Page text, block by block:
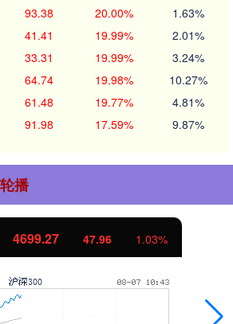
93.38 20.00% 1.63%
41.41 19.99% 2.01%
33.31 19.99% 3.24%
64.74 19.98% 10.27%
61.48 19.77% 4.81%
91.98 17.59% 9.87%
播
4699.27 47.96 1.03%